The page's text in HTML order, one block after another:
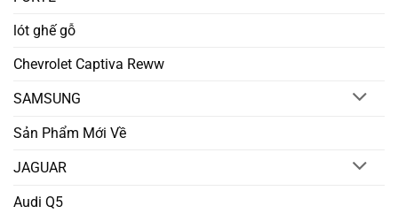
lót ghế gỗ
Chevrolet Captiva Reww
SAMSUNG
Sản Phẩm Mới Về
JAGUAR
Audi Q5